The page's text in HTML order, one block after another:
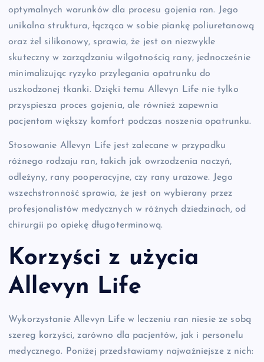
optymalnych warunków dla procesu gojenia ran. Jego
unikalna struktura, łącząca w sobie piankę poliuretanową
oraz żel silikonowy, sprawia, że jest on niezwykle
skuteczny w zarządzaniu wilgotnością rany, jednocześnie
minimalizując ryzyko przylegania opatrunku do
uszkodzonej tkanki. Dzięki temu Allevyn Life nie tylko
przyspiesza proces gojenia, ale również zapewnia
pacjentom większy komfort podczas noszenia opatrunku.
Stosowanie Allevyn Life jest zalecane w przypadku
różnego rodzaju ran, takich jak owrzodzenia naczyń,
odleżyny, rany pooperacyjne, czy rany urazowe. Jego
wszechstronność sprawia, że jest on wybierany przez
profesjonalistów medycznych w różnych dziedzinach, od
chirurgii po opiekę długoterminową.
Korzyści z użycia
Allevyn Life
Wykorzystanie Allevyn Life w leczeniu ran niesie ze sobą
szereg korzyści, zarówno dla pacjentów, jak i personelu
medycznego. Poniżej przedstawiamy najważniejsze z nich: